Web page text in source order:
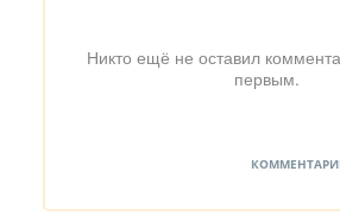
Никто ещё не оставил
первым.